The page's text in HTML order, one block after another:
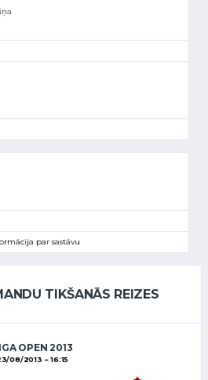
par sastāvu
TIKŠANĀS REIZES
OPEN 2013
08/2013 16:15